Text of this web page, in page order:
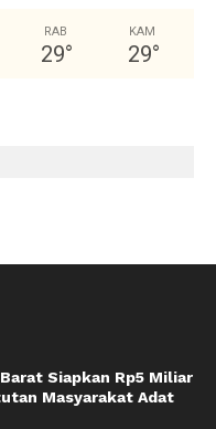
RAB
29°
KAM
29°
Siapkan Rp5 Miliar
Masyarakat Adat